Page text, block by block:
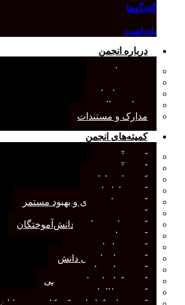
گفتگوها
یادداشت
درباره انجمن
معرفی انجمن
صورت‌جلسات
همیاری مالی
مدارک و مستندات
کمیته‌های انجمن
کمیته آرشیو
کمیته آموزش
کمیته انتشارات
کمیته بازاریابی
کمیته برنامه‌ریزی و بهبود مستمر
کمیته پژوهش
کمیته دانشجویان و دانش‌آموختگان
کمیته علم سنجی
کمیته روابط عمومی
کمیته سازماندهی دانش
کمیته شاخه‌ها
کمیته کتابخانه‌های تخصصی
کمیته مطالعات صنفی